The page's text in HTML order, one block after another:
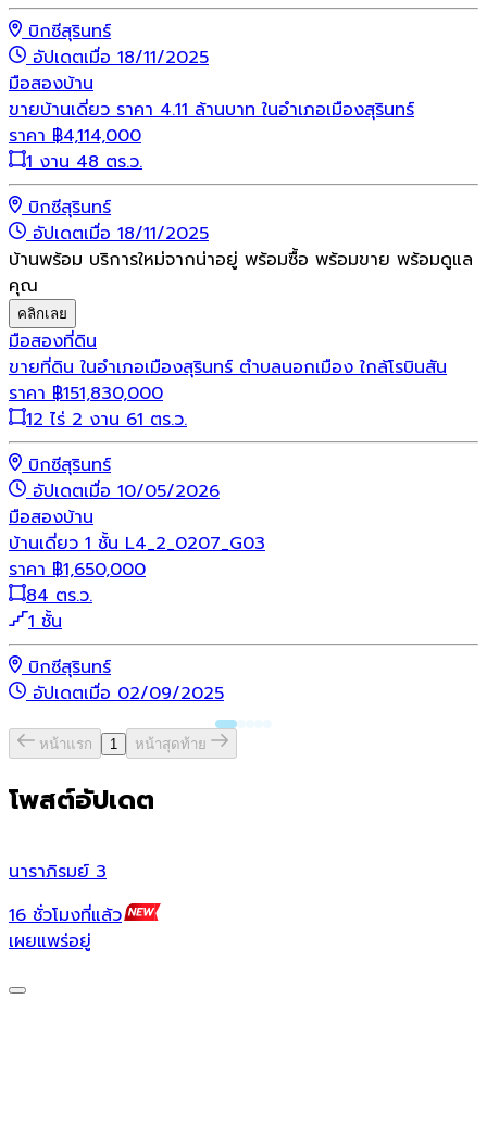
บิกซีสุรินทร์
อัปเดตเมื่อ 18/11/2025
มือสองบ้าน
ขายบ้านเดี่ยว ราคา 4.11 ล้านบาท ในอำเภอเมืองสุรินทร์
ราคา ฿4,114,000
1 งาน 48 ตร.ว.
บิกซีสุรินทร์
อัปเดตเมื่อ 18/11/2025
บ้านพร้อม บริการใหม่จากน่าอยู่ พร้อมซื้อ พร้อมขาย พร้อมดูแล
คุณ
คลิกเลย
มือสองที่ดิน
ขายที่ดิน ในอำเภอเมืองสุรินทร์ ตำบลนอกเมือง ใกล้โรบินสัน
ราคา ฿151,830,000
12 ไร่ 2 งาน 61 ตร.ว.
บิกซีสุรินทร์
อัปเดตเมื่อ 10/05/2026
มือสองบ้าน
บ้านเดี่ยว 1 ชั้น L4_2_0207_G03
ราคา ฿1,650,000
84 ตร.ว.
1 ชั้น
บิกซีสุรินทร์
อัปเดตเมื่อ 02/09/2025
หน้าแรก 1 หน้าสุดท้าย
โพสต์อัปเดต
นาราภิรมย์ 3
16 ชั่วโมงที่แล้ว
เผยแพร่อยู่